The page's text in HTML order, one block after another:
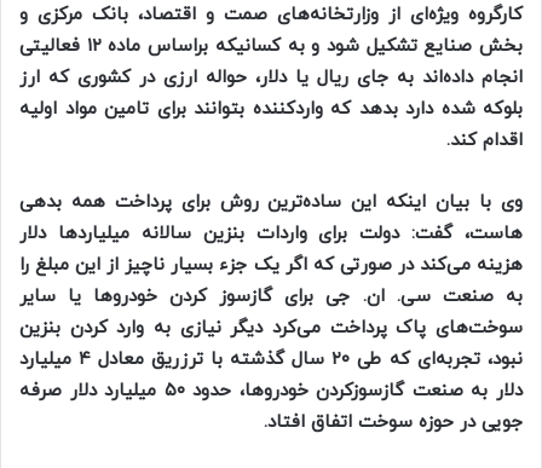
کارگروه ویژه‌ای از وزارتخانه‌های صمت و اقتصاد، بانک مرکزی و
بخش صنایع تشکیل شود و به کسانیکه براساس ماده ۱۲ فعالیتی
انجام داده‌اند به جای ریال یا دلار، حواله ارزی در کشوری که ارز
بلوکه شده دارد بدهد که واردکننده بتوانند برای تامین مواد اولیه
اقدام کند.
وی با بیان اینکه این ساده‌ترین روش برای پرداخت همه بدهی
هاست، گفت: دولت برای واردات بنزین سالانه میلیارد‌ها دلار
هزینه می‌کند در صورتی که اگر یک جزء بسیار ناچیز از این مبلغ را
به صنعت سی. ان. جی برای گازسوز کردن خودرو‌ها یا سایر
سوخت‌های پاک پرداخت می‌کرد دیگر نیازی به وارد کردن بنزین
نبود، تجربه‌ای که طی ۲۰ سال گذشته با ترزریق معادل ۴ میلیارد
دلار به صنعت گازسوزکردن خودرو‌ها، حدود ۵۰ میلیارد دلار صرفه
جویی در حوزه سوخت اتفاق افتاد.